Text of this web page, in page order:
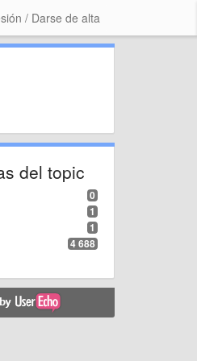
/ Darse de alta
del topic
0
1
1
4 688